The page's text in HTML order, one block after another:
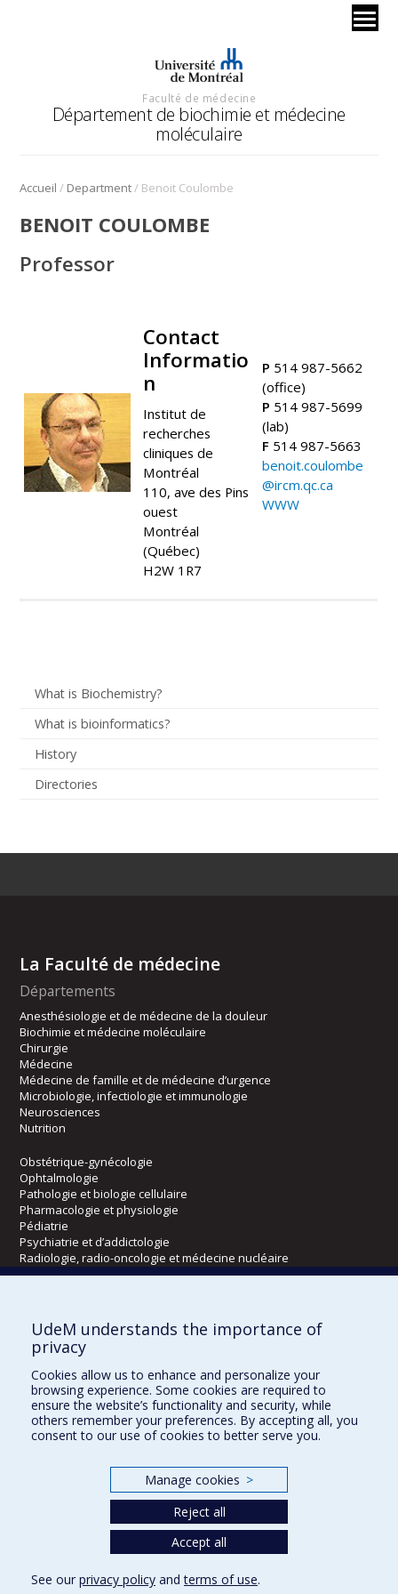
Faculté de médecine
Département de biochimie et médecine
moléculaire
Accueil / Department/ Benoit Coulombe
What is Biochemistry?
What is bioinformatics?
History
Directories
BENOIT COULOMBE
Professor
Contact
Informatio
n
Institut de
recherches
cliniques de
Montréal
110, ave des Pins
ouest
Montréal
(Québec)
H2W 1R7
P 514 987-5662
(office)
P 514 987-5699
(lab)
F 514 987-5663
benoit.coulombe
@ircm.qc.ca
WWW
La Faculté de médecine
Départements
Anesthésiologie et de médecine de la douleur
Biochimie et médecine moléculaire
Chirurgie
Médecine
Médecine de famille et de médecine d’urgence
Microbiologie, infectiologie et immunologie
Neurosciences
Nutrition
Obstétrique-gynécologie
Ophtalmologie
Pathologie et biologie cellulaire
Pharmacologie et physiologie
Pédiatrie
Psychiatrie et d’addictologie
Radiologie, radio-oncologie et médecine nucléaire
Écoles
Kinésiologie et des sciences de l’activité physique
Orthophonie et audiologie
Réadaptation
Directions
DPC
UdeM understands the importance of
privacy
Cookies allow us to enhance and personalize your
browsing experience. Some cookies are required to
ensure the website’s functionality and security, while
others remember your preferences. By accepting all, you
consent to our use of cookies to better serve you.
Manage cookies >
Reject all
Accept all
See our privacy policy andterms of use.